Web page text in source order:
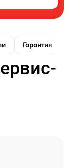
Гарантия